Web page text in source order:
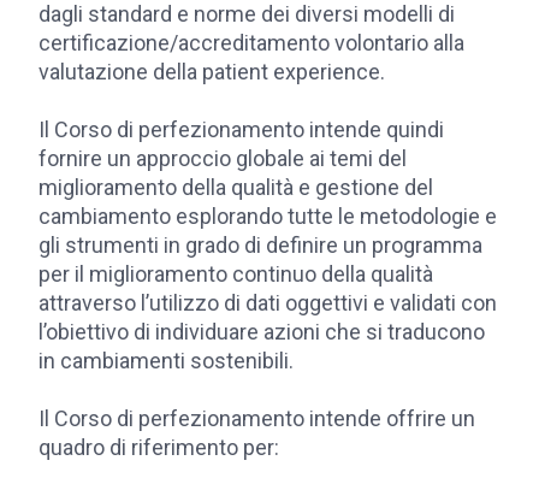
dagli standard e norme dei diversi modelli di
certificazione/accreditamento volontario alla
valutazione della patient experience.
Il Corso di perfezionamento intende quindi
fornire un approccio globale ai temi del
miglioramento della qualità e gestione del
cambiamento esplorando tutte le metodologie e
gli strumenti in grado di definire un programma
per il miglioramento continuo della qualità
attraverso l’utilizzo di dati oggettivi e validati con
l’obiettivo di individuare azioni che si traducono
in cambiamenti sostenibili.
Il Corso di perfezionamento intende offrire un
quadro di riferimento per: